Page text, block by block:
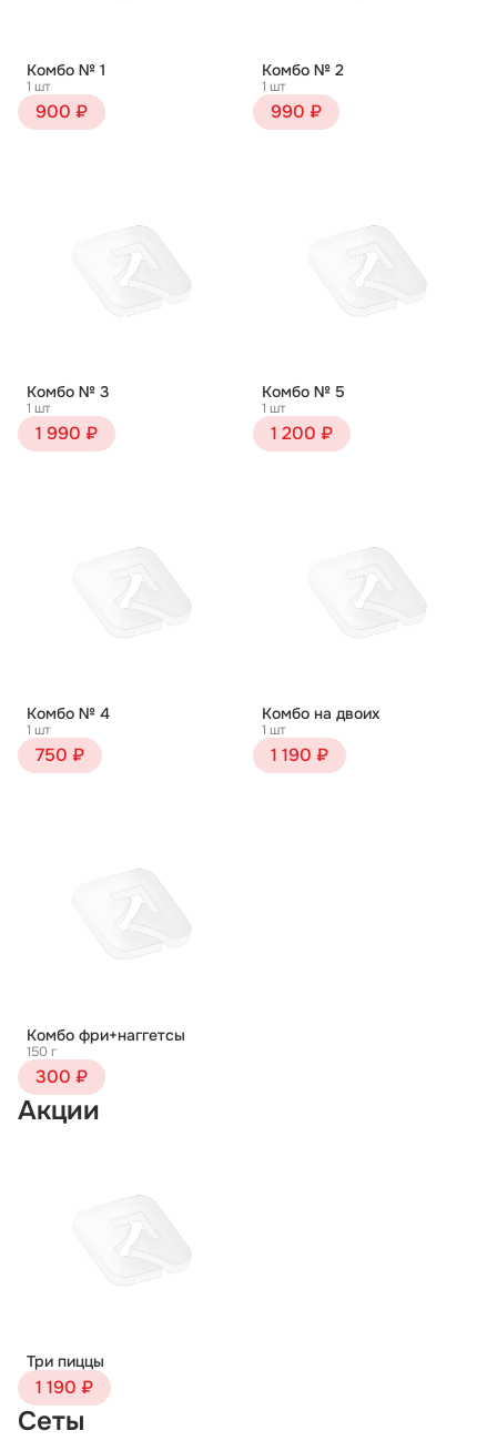
Комбо № 1
1 шт
900 ₽
Комбо № 2
1 шт
990 ₽
Комбо № 3
1 шт
1 990 ₽
Комбо № 5
1 шт
1 200 ₽
Комбо № 4
1 шт
750 ₽
Комбо на двоих
1 шт
1 190 ₽
Комбо фри+наггетсы
150 г
300 ₽
Акции
Три пиццы
1 190 ₽
Сеты